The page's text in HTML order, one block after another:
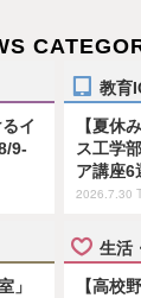
イ
9-
教育
【夏休
ス工学
ア講座6
2026.7.30
」
生活
【高校